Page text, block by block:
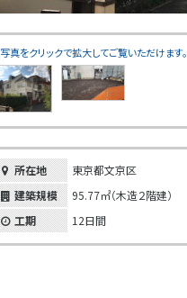
写真をクリックで拡大してご覧いただけます。
所在地
東京都文京区
建築規模
95.77㎡（木造２階建）
工期
12日間